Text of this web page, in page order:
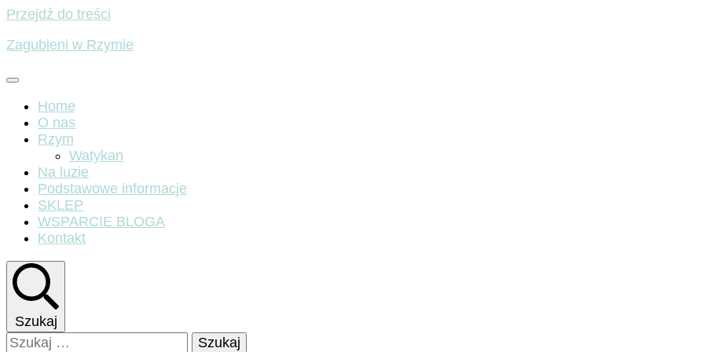
Przejdź do treści
Zagubieni w Rzymie
Home
O nas
Rzym
Watykan
Na luzie
Podstawowe informacje
SKLEP
WSPARCIE BLOGA
Kontakt
Szukaj
Szukaj: